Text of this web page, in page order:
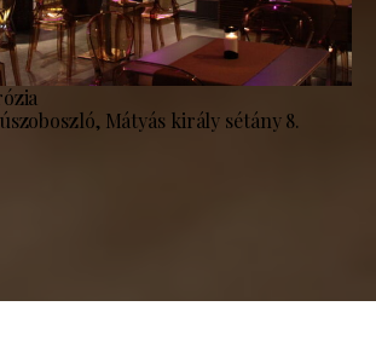
Mátyás király sétány 8.